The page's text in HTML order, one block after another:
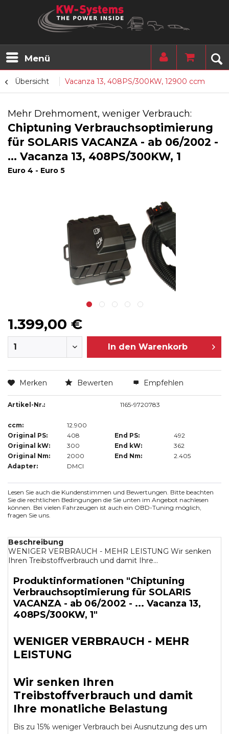
Menü
Übersicht Vacanza 13, 408PS/300KW, 12900 ccm
Mehr Drehmoment, weniger Verbrauch:
Chiptuning Verbrauchsoptimierung
für SOLARIS VACANZA - ab 06/2002 -
... Vacanza 13, 408PS/300KW, 1
Euro 4 - Euro 5
1.399,00 €
In den Warenkorb
Merken Bewerten Empfehlen
Artikel-Nr.: 1165-9720783
ccm:
12.900
Original PS:
408 End PS:
492
Original kW:
300 End kW:
362
Original Nm:
2000 End Nm:
2.405
Adapter:
DMCI
Lesen Sie auch die Kundenstimmen und Bewertungen. Bitte beachten
Sie die rechtlichen Bedingungen die Sie unten im Angebot nachlesen
können. Bei vielen Fahrzeugen ist auch ein OBD-Tuning möglich,
fragen Sie uns.
Beschreibung
WENIGER VERBRAUCH - MEHR LEISTUNG Wir senken
Ihren Treibstoffverbrauch und damit Ihre...
Produktinformationen "Chiptuning
Verbrauchsoptimierung für SOLARIS
VACANZA - ab 06/2002 - ... Vacanza 13,
408PS/300KW, 1"
WENIGER VERBRAUCH - MEHR
LEISTUNG
Wir senken Ihren
Treibstoffverbrauch und damit
Ihre monatliche Belastung
Bis zu 15% weniger Verbrauch bei Ausnutzung des um